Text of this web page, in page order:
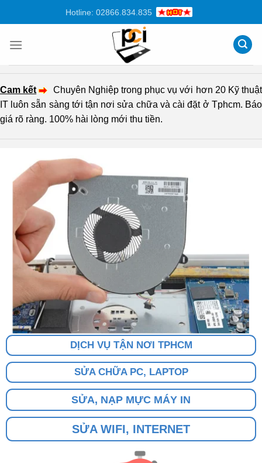
dung
Hotline: 02866.834.835
Cam kết
Chuyên Nghiệp trong phục vụ với hơn 20 Kỹ thuật
IT luôn sẵn sàng tới tận nơi sửa chữa và cài đặt ở Tphcm. Báo
giá rõ ràng. 100% hài lòng mới thu tiền.
DỊCH VỤ TẬN NƠI TPHCM
SỬA CHỮA PC, LAPTOP
SỬA, NẠP MỰC MÁY IN
SỬA WIFI, INTERNET